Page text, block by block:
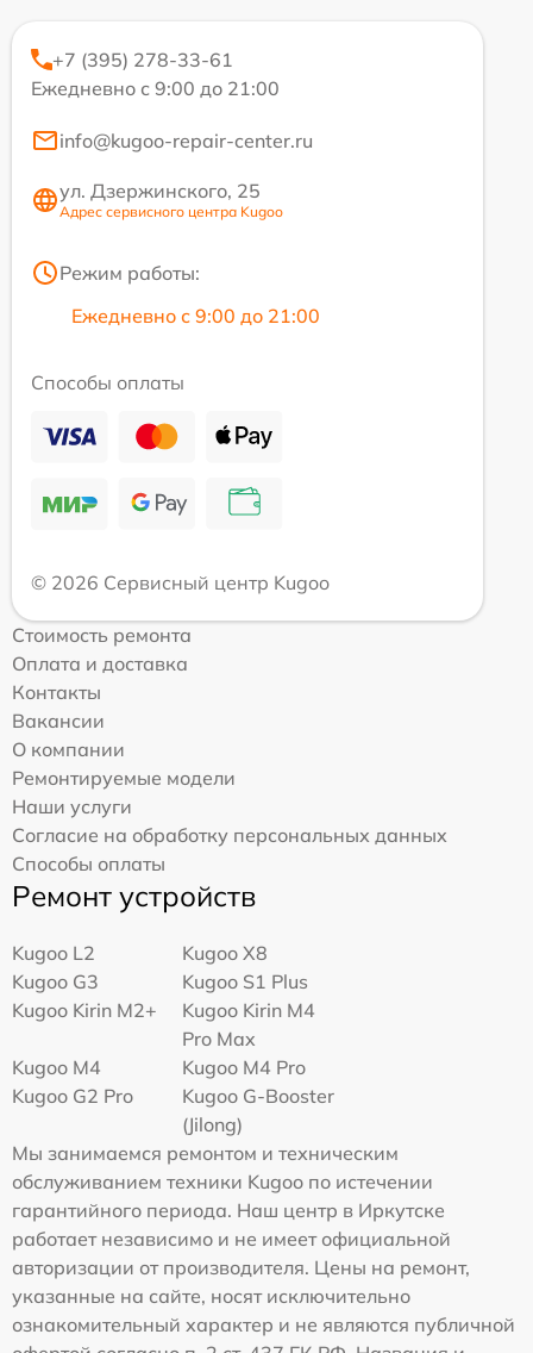
+7 (395) 278-33-61
Ежедневно с 9:00 до 21:00
info@kugoo-repair-center.ru
ул. Дзержинского, 25
Адрес сервисного центра Kugoo
Режим работы:
Ежедневно с 9:00 до 21:00
Способы оплаты
© 2026 Сервисный центр Kugoo
Стоимость ремонта
Оплата и доставка
Контакты
Вакансии
О компании
Ремонтируемые модели
Наши услуги
Согласие на обработку персональных данных
Способы оплаты
Ремонт устройств
Kugoo L2
Kugoo X8
Kugoo G3
Kugoo S1 Plus
Kugoo Kirin M2+
Kugoo Kirin M4
Pro Max
Kugoo M4
Kugoo M4 Pro
Kugoo G2 Pro
Kugoo G-Booster
(Jilong)
Мы занимаемся ремонтом и техническим
обслуживанием техники Kugoo по истечении
гарантийного периода. Наш центр в Иркутске
работает независимо и не имеет официальной
авторизации от производителя. Цены на ремонт,
указанные на сайте, носят исключительно
ознакомительный характер и не являются публичной